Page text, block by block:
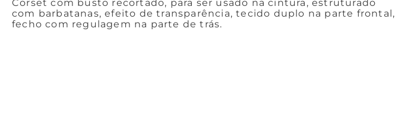
Corset com busto recortado, para ser usado na cintura, estruturado
com barbatanas, efeito de transparência, tecido duplo na parte frontal,
fecho com regulagem na parte de trás.